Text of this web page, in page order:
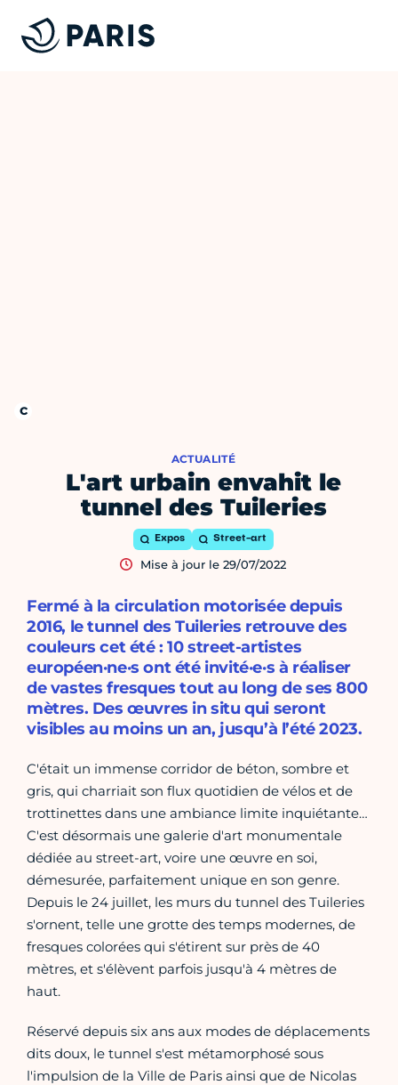
L'art urbain envahit le
tunnel des Tuileries
ACTUALITÉ
Expos Street-art
Mise à jour le 29/07/2022
Fermé à la circulation motorisée depuis
2016, le tunnel des Tuileries retrouve des
couleurs cet été : 10 street-artistes
européen·ne·s ont été invité·e·s à réaliser
de vastes fresques tout au long de ses 800
mètres. Des œuvres in situ qui seront
visibles au moins un an, jusqu’à l’été 2023.
C'était un immense corridor de béton, sombre et
gris, qui charriait son flux quotidien de vélos et de
trottinettes dans une ambiance limite inquiétante…
C'est désormais une galerie d'art monumentale
dédiée au street-art, voire une œuvre en soi,
démesurée, parfaitement unique en son genre.
Depuis le 24 juillet, les murs du tunnel des Tuileries
s'ornent, telle une grotte des temps modernes, de
fresques colorées qui s'étirent sur près de 40
mètres, et s'élèvent parfois jusqu'à 4 mètres de
haut.
Réservé depuis six ans aux modes de déplacements
dits doux, le tunnel s'est métamorphosé sous
l'impulsion de la Ville de Paris ainsi que de Nicolas